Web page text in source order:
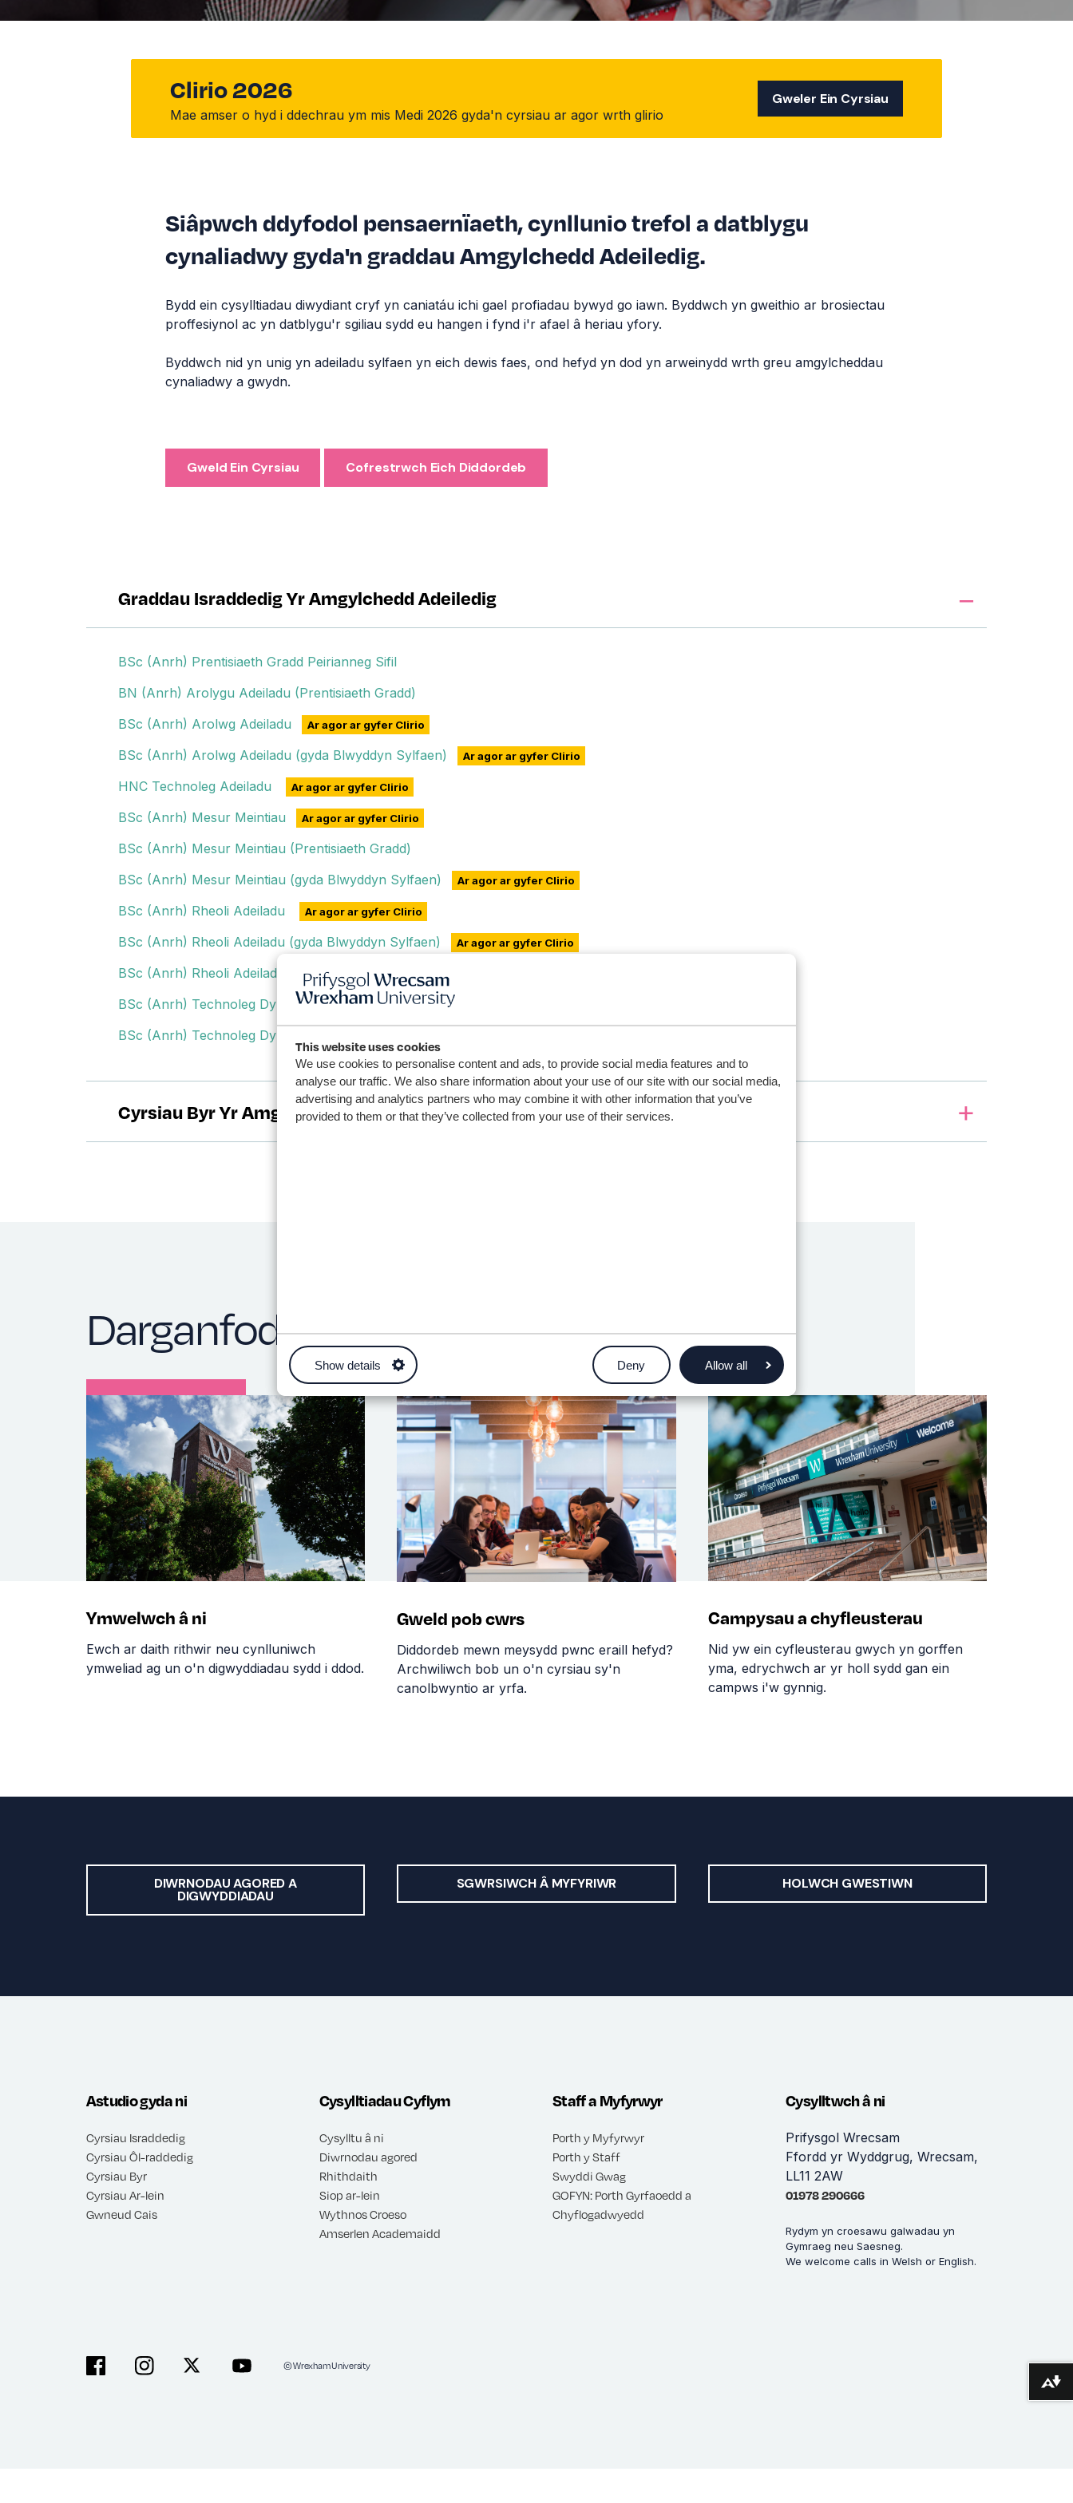
This website uses cookies
We use cookies to personalise content and ads, to provide social media features and to
analyse our traffic. We also share information about your use of our site with our social media,
advertising and analytics partners who may combine it with other information that you’ve
provided to them or that they’ve collected from your use of their services.
Show details Deny Allow all
Clirio 2026
Mae amser o hyd i ddechrau ym mis Medi 2026 gyda'n cyrsiau ar agor wrth glirio
Gweler Ein Cyrsiau
Siâpwch ddyfodol pensaernïaeth, cynllunio trefol a datblygu
cynaliadwy gyda'n graddau Amgylchedd Adeiledig.
Bydd ein cysylltiadau diwydiant cryf yn caniatáu ichi gael profiadau bywyd go iawn. Byddwch yn gweithio ar brosiectau
proffesiynol ac yn datblygu'r sgiliau sydd eu hangen i fynd i'r afael â heriau yfory.
Byddwch nid yn unig yn adeiladu sylfaen yn eich dewis faes, ond hefyd yn dod yn arweinydd wrth greu amgylcheddau
cynaliadwy a gwydn.
Gweld Ein Cyrsiau Cofrestrwch Eich Diddordeb
Graddau Israddedig Yr Amgylchedd Adeiledig
BSc (Anrh) Prentisiaeth Gradd Peirianneg Sifil
BN (Anrh) Arolygu Adeiladu (Prentisiaeth Gradd)
BSc (Anrh) Arolwg Adeiladu
Ar agor ar gyfer Clirio
BSc (Anrh) Arolwg Adeiladu (gyda Blwyddyn Sylfaen) Ar agor ar gyfer Clirio
HNC Technoleg Adeiladu Ar agor ar gyfer Clirio
BSc (Anrh) Mesur Meintiau Ar agor ar gyfer Clirio
BSc (Anrh) Mesur Meintiau (Prentisiaeth Gradd)
BSc (Anrh) Mesur Meintiau (gyda Blwyddyn Sylfaen)
Ar agor ar gyfer Clirio
BSc (Anrh) Rheoli Adeiladu Ar agor ar gyfer Clirio
BSc (Anrh) Rheoli Adeiladu (gyda Blwyddyn Sylfaen) Ar agor ar gyfer Clirio
BSc (Anrh) Rheoli Adeiladu (Prentisiaeth Gradd)
BSc (Anrh) Technoleg Dylunio Pensaernïol
Ar agor ar gyfer Clirio
BSc (Anrh) Technoleg Dylunio Pensaernïol (gyda Blwyddyn Sylfaen)
Cyrsiau Byr Yr Amgylchedd Adeiledig
Darganfod mwy
Ymwelwch â ni
Ewch ar daith rithwir neu cynlluniwch
ymweliad ag un o'n digwyddiadau sydd i ddod.
Gweld pob cwrs
Diddordeb mewn meysydd pwnc eraill hefyd?
Archwiliwch bob un o'n cyrsiau sy'n
canolbwyntio ar yrfa.
Campysau a chyfleusterau
Nid yw ein cyfleusterau gwych yn gorffen
yma, edrychwch ar yr holl sydd gan ein
campws i'w gynnig.
DIWRNODAU AGORED A
DIGWYDDIADAU
SGWRSIWCH Â MYFYRIWR HOLWCH GWESTIWN
Astudio gyda ni
Cyrsiau Israddedig
Cyrsiau Ôl-raddedig
Cyrsiau Byr
Cyrsiau Ar-lein
Gwneud Cais
Cysylltiadau Cyflym
Cysylltu â ni
Diwrnodau agored
Rhithdaith
Siop ar-lein
Wythnos Croeso
Amserlen Academaidd
Staff a Myfyrwyr
Porth y Myfyrwyr
Porth y Staff
Swyddi Gwag
GOFYN: Porth Gyrfaoedd a
Chyflogadwyedd
Cysylltwch â ni
Prifysgol Wrecsam
Ffordd yr Wyddgrug, Wrecsam,
LL11 2AW
01978 290666
Rydym yn croesawu galwadau yn
Gymraeg neu Saesneg.
We welcome calls in Welsh or English.
© Wrexham University
Lawrlwytho fformatau amgen ...